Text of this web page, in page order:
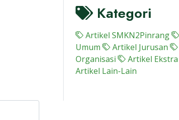
Kategori
Artikel SMKN2Pinrang
Umum
Artikel Jurusan
Organisasi
Artikel
Artikel Lain-Lain